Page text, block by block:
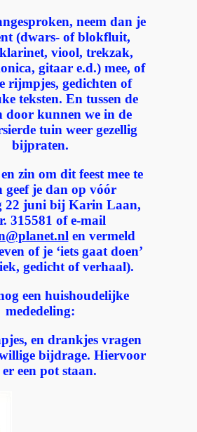
neem dan je
(dwars- of blokfluit,
viool, trekzak,
gitaar e.d.) mee, of
rijmpjes, gedichten of
teksten. En tussen de
door kunnen we in de
tuin weer gezellig
bijpraten.
zin om dit feest mee te
geef je dan op vóór
22 juni bij Karin Laan,
315581 ofe-mail
en vermeld
of je ‘iets gaat doen’
gedicht of verhaal).
een huishoudelijke
mededeling:
en drankjes vragen
bijdrage. Hiervoor
een pot staan.